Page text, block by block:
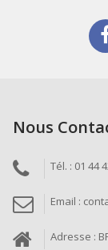
Nous
Tél. : 01 44
Email :
Adresse :